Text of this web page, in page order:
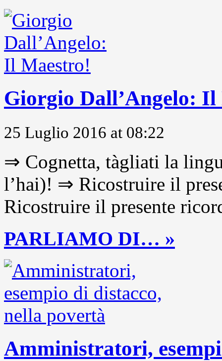
Giorgio Dall’Angelo:
25 Luglio 2016 at 08:22
⇒ Cognetta, tàgliati la
l’hai)! ⇒ Ricostruire il
Ricostruire il presente
PARLIAMO DI… »
Amministratori,